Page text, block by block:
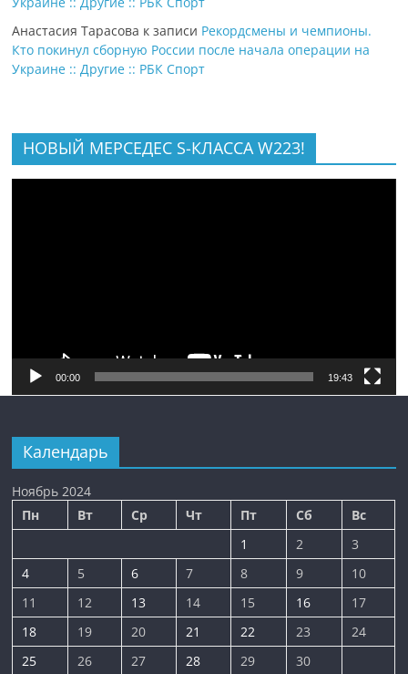
Анастасия Тарасова к записи Рекордсмены и чемпионы.
Кто покинул сборную России после начала операции на
Украине :: Другие :: РБК Спорт
НОВЫЙ МЕРСЕДЕС S-КЛАССА W223!
00:00 19:43
Календарь
Ноябрь 2024
Пн
Вт Ср Чт Пт Сб
Вс
1
2
3
4
5 6 7 8 9
10
11
12 13 14 15 16
17
18
19 20 21 22 23
24
25
26 27 28 29 30